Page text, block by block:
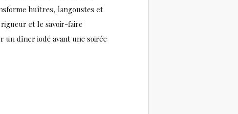
huîtres, langoustes et
et le savoir-faire
un dîner iodé avant une soirée